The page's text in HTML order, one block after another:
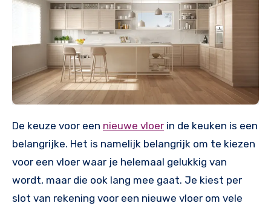
De keuze voor een nieuwe vloer in de keuken is een
belangrijke. Het is namelijk belangrijk om te kiezen
voor een vloer waar je helemaal gelukkig van
wordt, maar die ook lang mee gaat. Je kiest per
slot van rekening voor een nieuwe vloer om vele